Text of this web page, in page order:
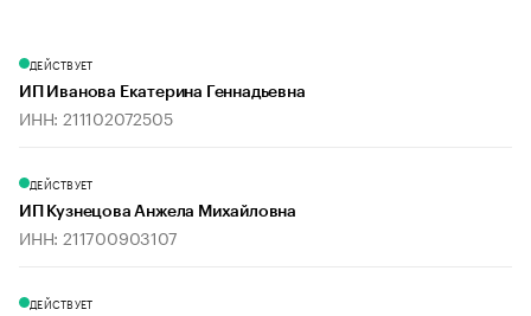
ДЕЙСТВУЕТ
ИП Иванова Екатерина Геннадьевна
ИНН: 211102072505
ДЕЙСТВУЕТ
ИП Кузнецова Анжела Михайловна
ИНН: 211700903107
ДЕЙСТВУЕТ